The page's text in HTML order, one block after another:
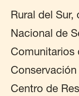
Rural del
Nacional de
Comunitarios
Centro de